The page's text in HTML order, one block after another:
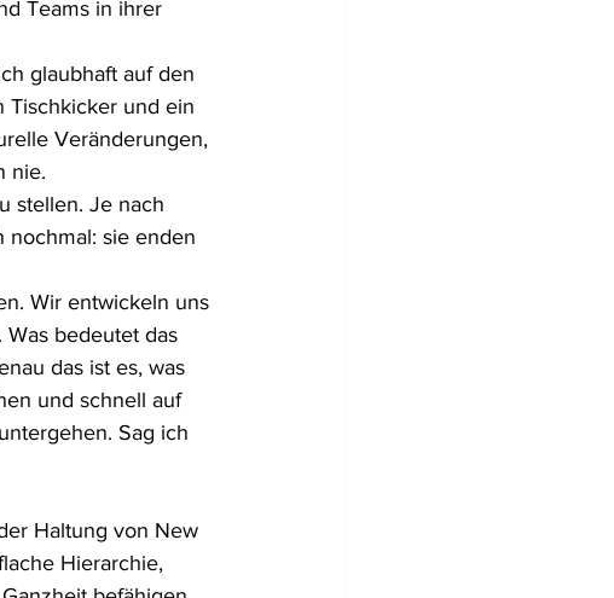
Teams in ihrer
glaubhaft auf den
Tischkicker und ein
Veränderungen,
nie.
stellen. Je nach
nochmal: sie enden
Wir entwickeln uns
bedeutet das
das ist es, was
und schnell auf
Sag ich
Haltung von New
Hierarchie,